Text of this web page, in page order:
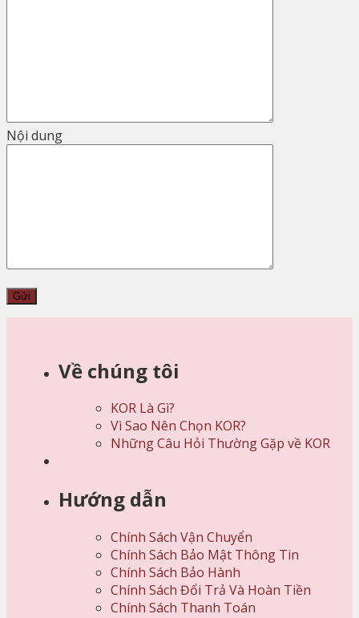
Nội dung
Về chúng tôi
KOR Là Gì?
Vì Sao Nên Chọn KOR?
Những Câu Hỏi Thường Gặp về KOR
Hướng dẫn
Chính Sách Vận Chuyển
Chính Sách Bảo Mật Thông Tin
Chính Sách Bảo Hành
Chính Sách Đổi Trả Và Hoàn Tiền
Chính Sách Thanh Toán